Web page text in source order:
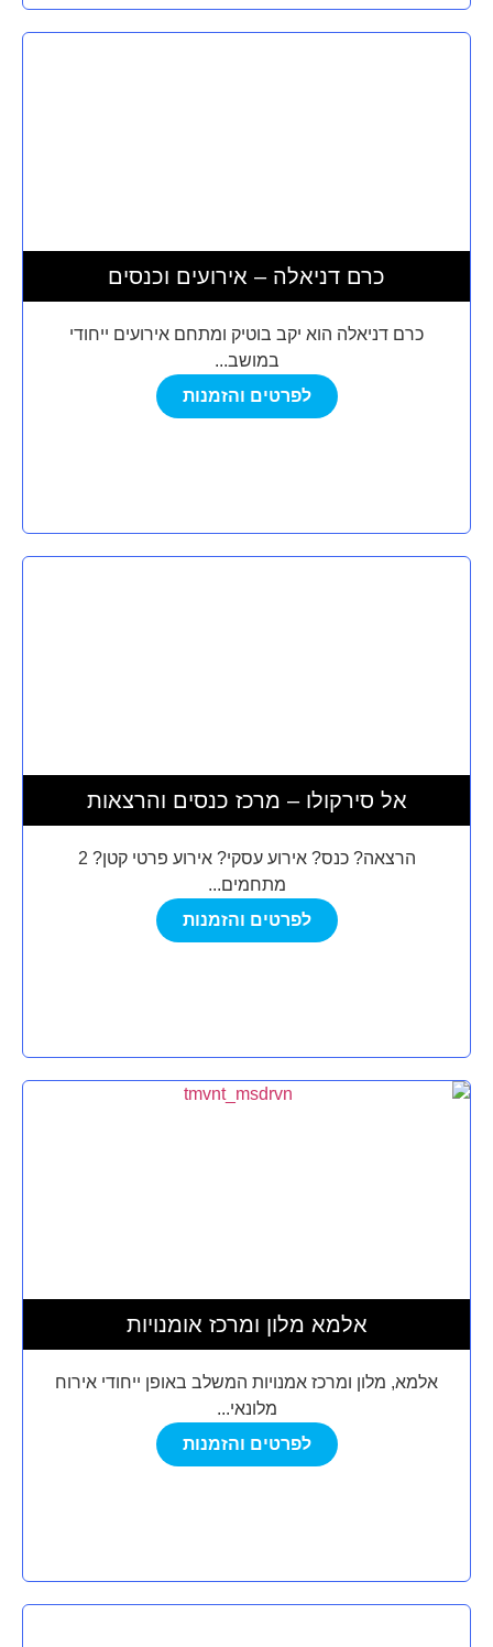
כרם דניאלה – אירועים וכנסים
כרם דניאלה הוא יקב בוטיק ומתחם אירועים ייחודי
במושב...
לפרטים והזמנות
אל סירקולו – מרכז כנסים והרצאות
הרצאה? כנס? אירוע עסקי? אירוע פרטי קטן? 2
מתחמים...
לפרטים והזמנות
אלמא מלון ומרכז אומנויות
אלמא, מלון ומרכז אמנויות המשלב באופן ייחודי אירוח
מלונאי...
לפרטים והזמנות